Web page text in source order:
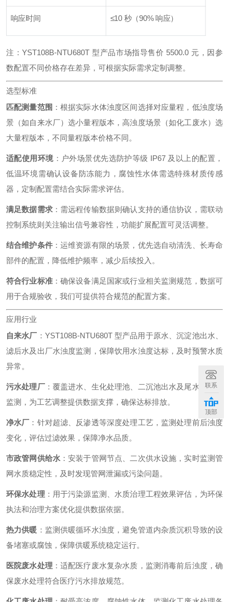
响应时间 ≤10 秒（90% 响应）
注：YST108B-NTU680T 型产品市场指导售价 5500.0 元，因参
数配置不同价格存在差异，可根据实际需求定制调整。
选型标准
匹配测量范围 ：根据实际水体浊度区间选择对应量程，低浊度场
景（如自来水厂）选小量程版本，高浊度场景（如化工废水）选
大量程版本，不同量程版本价格不同。
适配使用环境：户外场景优先选防护等级 IP67 及以上的配置，
低温环境需确认设备防冻能力，腐蚀性水体需选特殊材质传感
器，定制配置需结合实际需求评估。
满足数据需求：需远程传输数据则确认支持的通信协议，需联动
控制系统则关注输出信号兼容性，功能扩展配置可灵活调整。
结合维护条件：运维资源有限的场景，优先选自动清洗、长寿命
部件的配置，降低维护频率，减少后续投入。
符合行业标准：确保设备满足国家或行业相关监测规范，数据可
用于合规验收，我们可提供符合规范的配置方案。
应用行业
自来水厂 ：YST108B-NTU680T 型产品用于原水、沉淀池出水、
滤后水及出厂水浊度监测，保障饮用水浊度达标，及时预警水质
异常。
污水处理厂：覆盖进水、生化处理池、二沉池出水及尾水排放口
监测，为工艺调整提供数据支撑，确保达标排放。
净水厂 ：针对超滤、反渗透等深度处理工艺，监测处理前后浊度
变化，评估过滤效果，保障净水品质。
市政管网供给水 ：安装于管网节点、二次供水设施，实时监测管
网水质稳定性，及时发现管网泄漏或污染问题。
环保水处理 ：用于污染源监测、水质治理工程效果评估，为环保
执法和治理方案优化提供数据依据。
热力供暖 ：监测供暖循环水浊度，避免管道内杂质沉积导致的设
备堵塞或腐蚀，保障供暖系统稳定运行。
医院废水处理 ：适配医疗废水复杂水质，监测消毒前后浊度，确
保废水处理符合医疗污水排放规范。
联系
顶部